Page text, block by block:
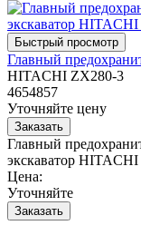
Главный
HITACHI ZX280-3
4654857
Уточняйте цену
Главный
экскаватор
Цена:
Уточняйте